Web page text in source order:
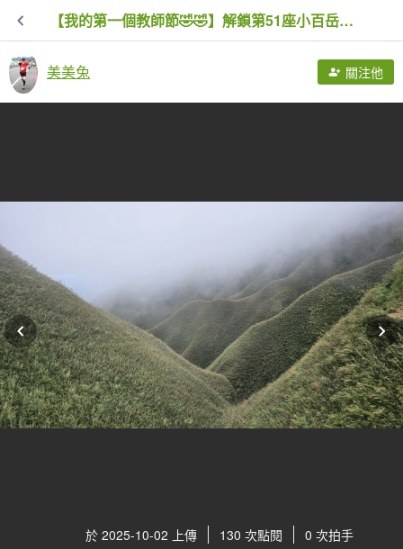
【我的第一個教師節🤣🤣】解鎖第51座小百岳#083三角崙山（抹茶山、聖母登山步道）
美美兔 關注他
於 2025-10-02 上傳 130 次點閱 0 次拍手